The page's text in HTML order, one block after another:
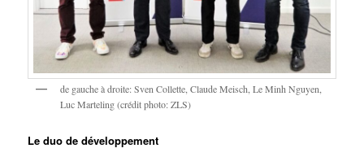
de gauche à droite: Sven Collette, Claude Meisch, Le Minh Nguyen,
Luc Marteling (crédit photo: ZLS)
Le duo de développement